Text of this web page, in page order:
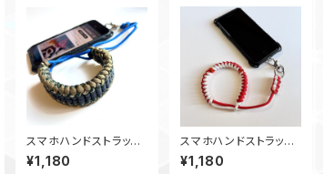
スマホハンドストラッ
プ カメラストラップ_wi
desanctifield_NKC1
¥1,180
スマホハンドストラッ
プ カメラストラップ_パ
ラコード_snake_赤白
¥1,180